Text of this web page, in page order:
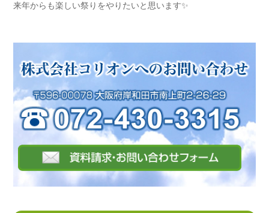
来年からも楽しい祭りをやりたいと思います✨